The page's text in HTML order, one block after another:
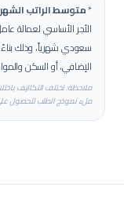
*متوسط الراتب
الأجر الأساسي لعمالة
سعودي شهرياً، وذلك
الإضافي، أو السكن
ملاحظة: تختلف التكاليف
ملء نموذج الطلب للحصول